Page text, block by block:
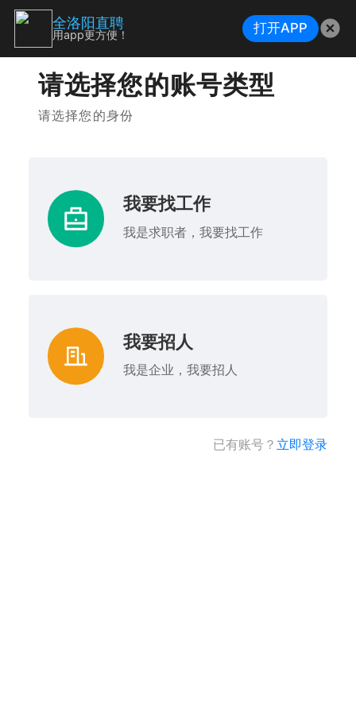
请选择您的账号类型
请选择您的身份
我要找工作
我是求职者，我要找工作
我要招人
我是企业，我要招人
已有账号？ 立即登录
全洛阳直聘
用app更方便！ 打开APP